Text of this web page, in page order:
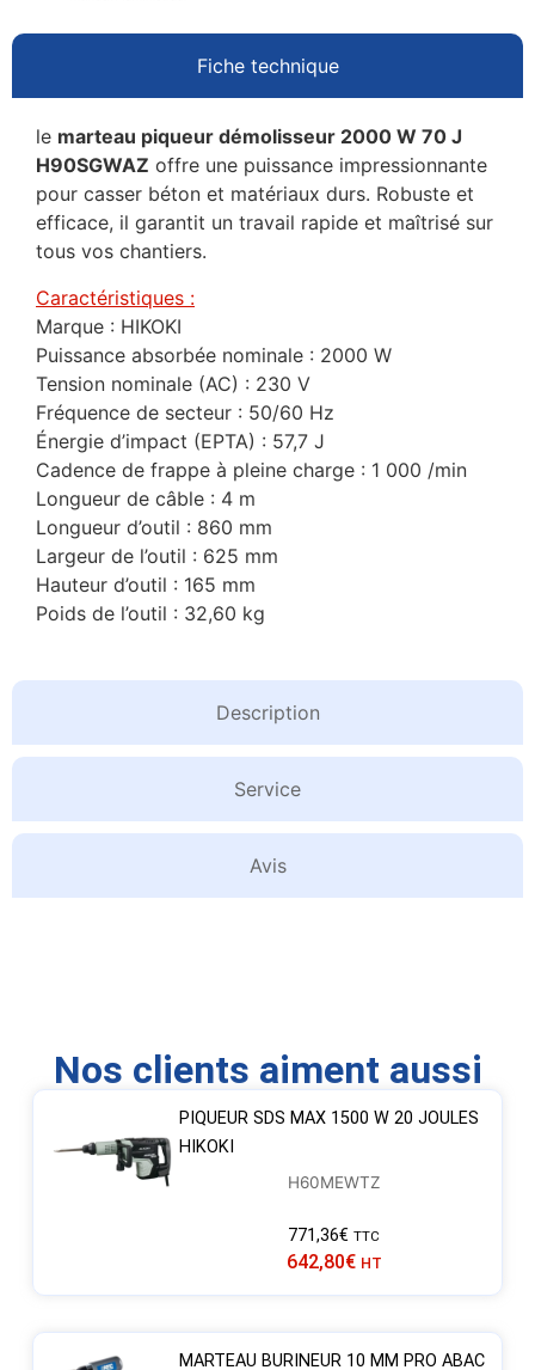
Fiche technique
Description
Service
Avis
le marteau piqueur démolisseur 2000 W 70 J
H90SGWAZ offre une puissance impressionnante
pour casser béton et matériaux durs. Robuste et
efficace, il garantit un travail rapide et maîtrisé sur
tous vos chantiers.
Caractéristiques :
Marque : HIKOKI
Puissance absorbée nominale : 2000 W
Tension nominale (AC) : 230 V
Fréquence de secteur : 50/60 Hz
Énergie d’impact (EPTA) : 57,7 J
Cadence de frappe à pleine charge : 1 000 /min
Longueur de câble : 4 m
Longueur d’outil : 860 mm
Largeur de l’outil : 625 mm
Hauteur d’outil : 165 mm
Poids de l’outil : 32,60 kg
Nos clients aiment aussi
PIQUEUR SDS MAX 1500 W 20 JOULES
HIKOKI
H60MEWTZ
771,36€ TTC
642,80€ HT
MARTEAU BURINEUR 10 MM PRO ABAC